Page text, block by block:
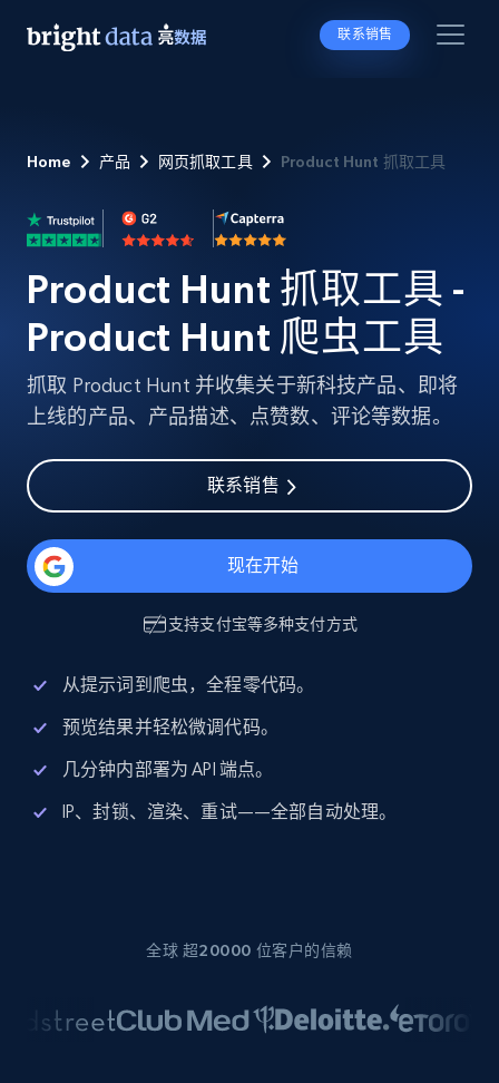
联系销售
Home 产品 网页抓取工具 Product Hunt 抓取工具
Product Hunt 抓取工具 -
Product Hunt 爬虫工具
抓取 Product Hunt 并收集关于新科技产品、即将
上线的产品、产品描述、点赞数、评论等数据。
联系销售
现在开始
支持支付宝等多种支付方式
从提示词到爬虫，全程零代码。
预览结果并轻松微调代码。
几分钟内部署为 API 端点。
IP、封锁、渲染、重试——全部自动处理。
全球 超20000 位客户的信赖